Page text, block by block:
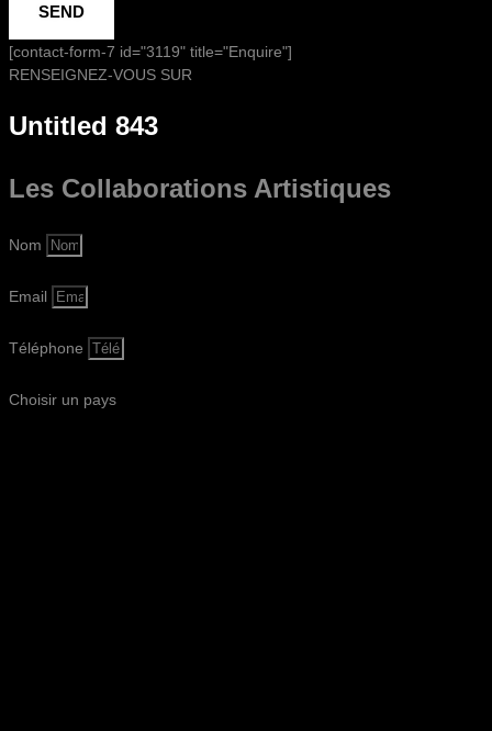
SEND
[contact-form-7 id="3119" title="Enquire"]
RENSEIGNEZ-VOUS SUR
Untitled 843
Les Collaborations Artistiques
Nom
Email
Téléphone
Choisir un pays